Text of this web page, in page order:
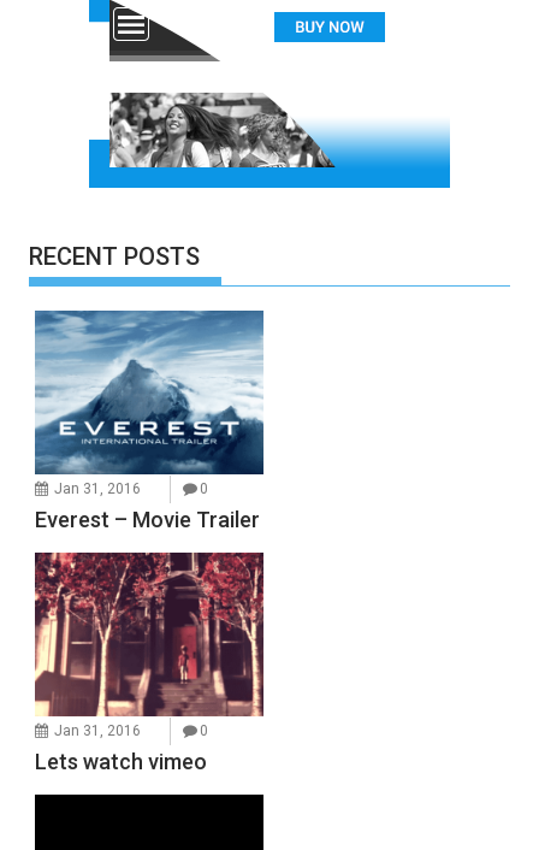
RECENT POSTS
Jan 31, 2016 0
Everest – Movie Trailer
Jan 31, 2016 0
Lets watch vimeo